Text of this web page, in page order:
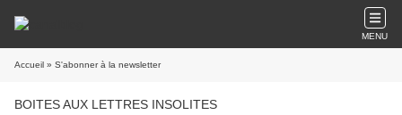
MENU
Accueil » S'abonner à la newsletter
BOITES AUX LETTRES INSOLITES